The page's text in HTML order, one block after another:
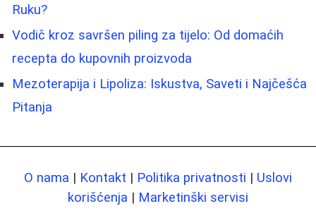
Ruku?
Vodič kroz savršen piling za tijelo: Od domaćih
recepta do kupovnih proizvoda
Mezoterapija i Lipoliza: Iskustva, Saveti i Najčešća
Pitanja
O nama | Kontakt | Politika privatnosti | Uslovi
korišćenja | Marketinški servisi